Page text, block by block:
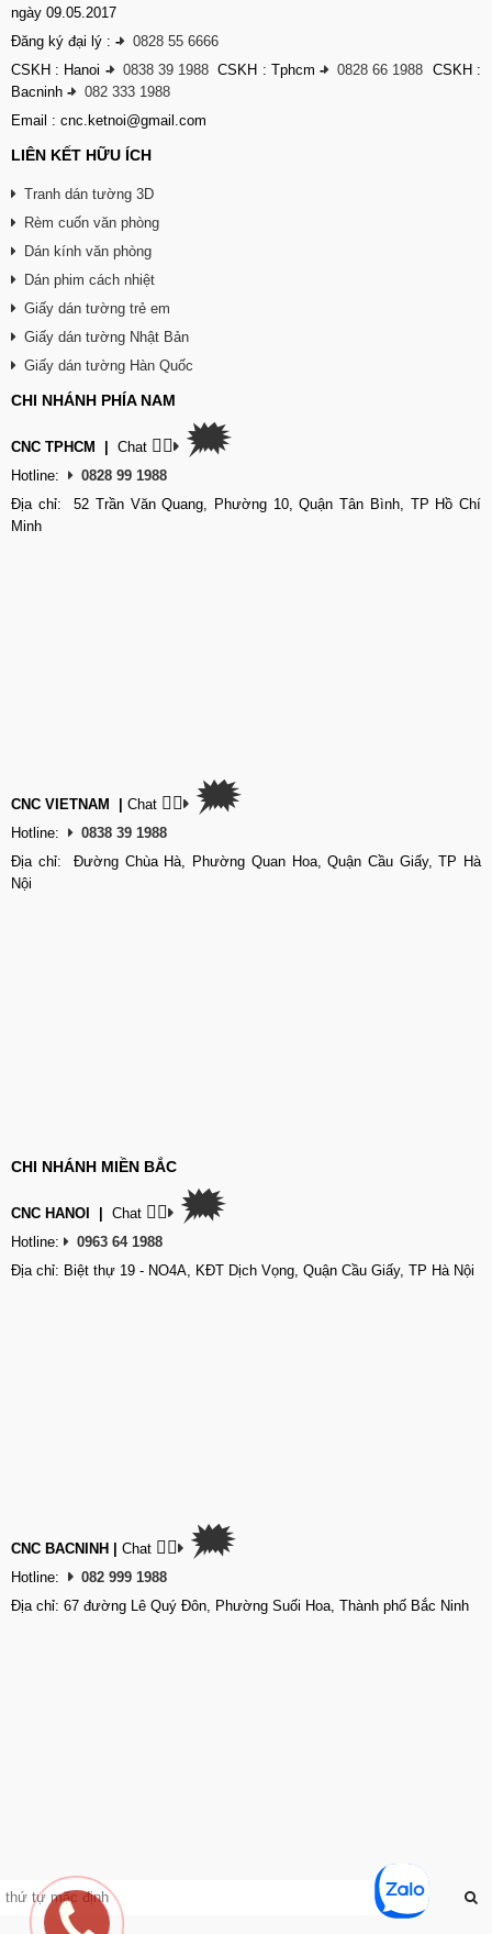
ngày 09.05.2017
Đăng ký đại lý : -
0828 55 6666
CSKH : Hanoi - 0838 39 1988 CSKH : Tphcm- 0828 66 1988 CSKH :
Bacninh -
082 333 1988
Email : cnc.ketnoi@gmail.com
LIÊN KẾT HỮU ÍCH
Tranh dán tường 3D
Rèm cuốn văn phòng
Dán kính văn phòng
Dán phim cách nhiệt
Giấy dán tường trẻ em
Giấy dán tường Nhật Bản
Giấy dán tường Hàn Quốc
CHI NHÁNH PHÍA NAM
CNC TPHCM Chat 👉🏽 🗯
Hotline:
0828 99 1988
Địa chỉ: 52 Trần Văn Quang, Phường 10, Quận Tân Bình, TP Hồ Chí
Minh
CNC VIETNAM Chat 👉🏽 🗯
Hotline:
0838 39 1988
Địa chỉ: Đường Chùa Hà, Phường Quan Hoa, Quận Cầu Giấy, TP Hà
Nội
CHI NHÁNH MIỀN BẮC
CNC HANOI Chat 👉🏽 🗯
Hotline:
0963 64 1988
Địa chỉ: Biệt thự 19 - NO4A, KĐT Dịch Vọng, Quận Cầu Giấy, TP Hà Nội
CNC BACNINH Chat 👉🏽 🗯
Hotline:
082 999 1988
Địa chỉ: 67 đường Lê Quý Đôn, Phường Suối Hoa, Thành phố Bắc Ninh